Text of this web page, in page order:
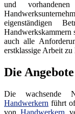
und
eigenständigen
Handwerkskammern
auch alle
erstklassige Arbeit zu
Die
Die wachsende
Handwerkern führt
vonHandwerkern